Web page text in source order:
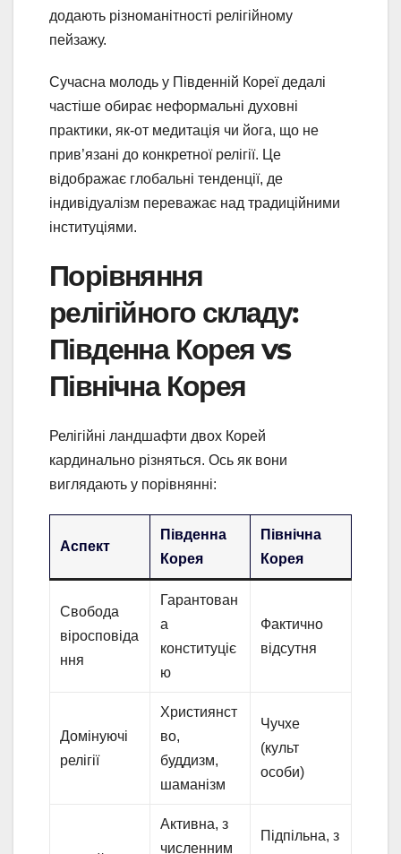
додають різноманітності релігійному
пейзажу.
Сучасна молодь у Південній Кореї дедалі
частіше обирає неформальні духовні
практики, як-от медитація чи йога, що не
прив’язані до конкретної релігії. Це
відображає глобальні тенденції, де
індивідуалізм переважає над традиційними
інституціями.
Порівняння
релігійного складу:
Південна Корея vs
Північна Корея
Релігійні ландшафти двох Корей
кардинально різняться. Ось як вони
виглядають у порівнянні:
Аспект
Південна
Корея
Північна
Корея
Свобода
віросповіда
ння
Гарантован
а
конституціє
ю
Фактично
відсутня
Домінуючі
релігії
Християнст
во,
буддизм,
шаманізм
Чучхе
(культ
особи)
Активна, з
численним
Підпільна, з